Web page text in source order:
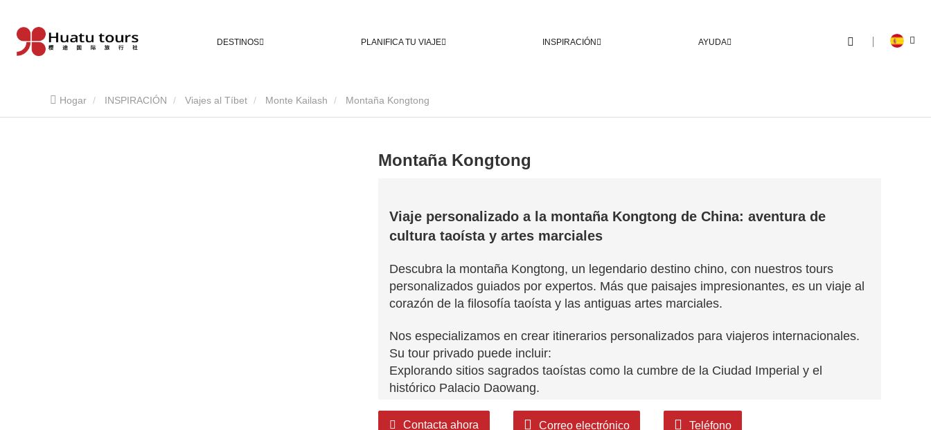
DESTINOS PLANIFICA TU VIAJE INSPIRACIÓN AYUDA
Hogar INSPIRACIÓN Viajes al Tíbet Monte Kailash Montaña Kongtong
Montaña Kongtong
Viaje personalizado a la montaña Kongtong de China: aventura de
cultura taoísta y artes marciales
Descubra la montaña Kongtong, un legendario destino chino, con nuestros tours
personalizados guiados por expertos. Más que paisajes impresionantes, es un viaje al
corazón de la filosofía taoísta y las antiguas artes marciales.
Nos especializamos en crear itinerarios personalizados para viajeros internacionales.
Su tour privado puede incluir:
Explorando sitios sagrados taoístas como la cumbre de la Ciudad Imperial y el
histórico Palacio Daowang.
por la UNESCO.
Contacta ahora Correo electrónico Teléfono